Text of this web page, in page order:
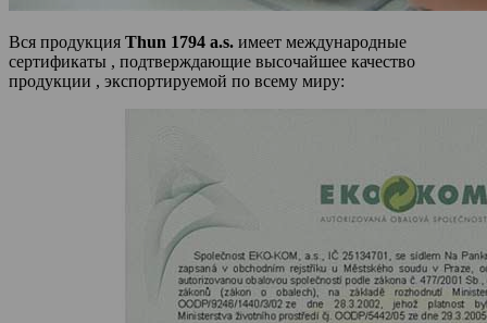
Вся продукция Thun 1794 a.s. имеет международные
сертификаты , подтверждающие высочайшее качество
продукции , экспортируемой по всему миру: